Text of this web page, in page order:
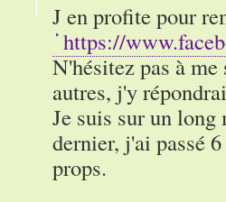
J en profite pour
https://
N'hésitez pas à
autres, j'y
Je suis sur un long
dernier, j'ai passé
props.